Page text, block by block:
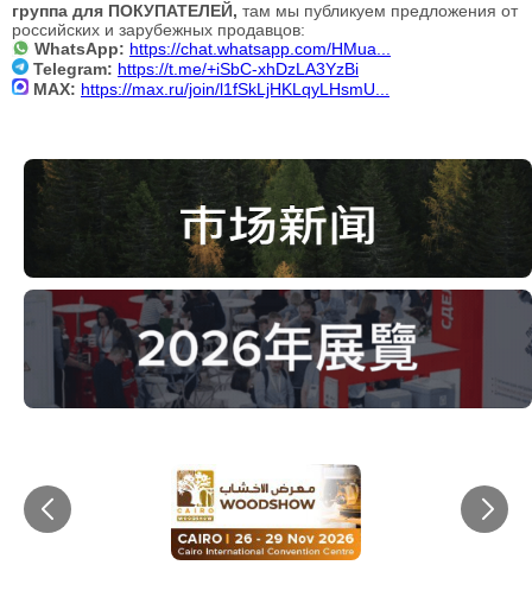
группа для ПОКУПАТЕЛЕЙ, там мы публикуем предложения от
российских и зарубежных продавцов:
WhatsApp: https://chat.whatsapp.com/HMua...
Telegram: https://t.me/+iSbC-xhDzLA3YzBi
MAX: https://max.ru/join/l1fSkLjHKLqyLHsmU...